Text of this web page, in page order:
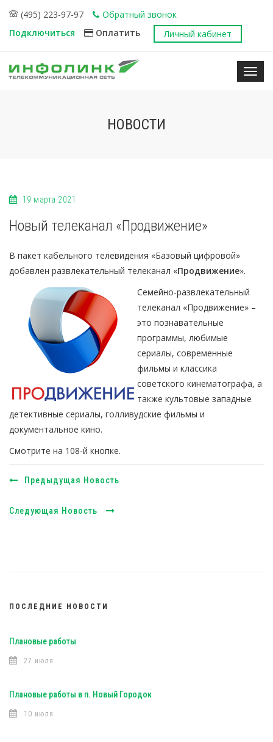
(495) 223-97-97
Обратный звонок
Подключиться
Оплатить Личный кабинет
НОВОСТИ
19 марта 2021
Новый телеканал «Продвижение»
В пакет кабельного телевидения «Базовый цифровой»
добавлен развлекательный телеканал «Продвижение».
Семейно-развлекательный
телеканал «Продвижение» –
это познавательные
программы, любимые
сериалы, современные
фильмы и классика
советского кинематографа, а
также культовые западные
детективные сериалы, голливудские фильмы и
документальное кино.
Смотрите на 108-й кнопке.
Предыдущая Новость
Следующая Новость
ПОСЛЕДНИЕ НОВОСТИ
Плановые работы
27 июля
Плановые работы в п. Новый Городок
10 июля